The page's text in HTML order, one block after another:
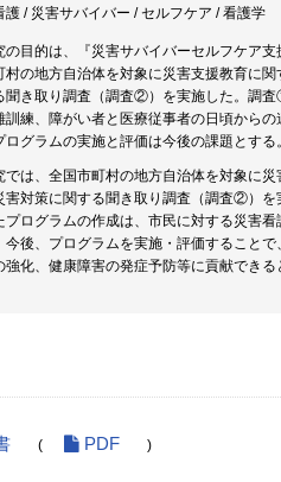
護 / 災害サバイバー / セルフケア / 看護学
の目的は、『災害サバイバーセルフケア
村の地方自治体を対象に災害支援教育に
聞き取り調査（調査②）を実施した。調
訓練、障がい者と医療従事者の日頃から
ログラムの実施と評価は今後の課題とする。
では、全国市町村の地方自治体を対象に
害対策に関する聞き取り調査（調査②）
プログラムの作成は、市民に対する災害
今後、プログラムを実施・評価すること
強化、健康障害の発症予防等に貢献できる
( PDF )